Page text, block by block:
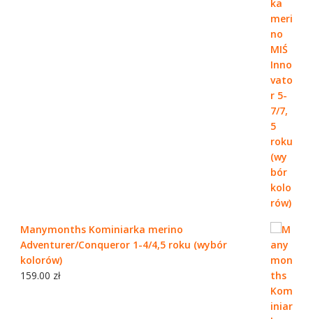
Manymonths Kominiarka merino
Adventurer/Conqueror 1-4/4,5 roku (wybór
kolorów)
159.00 zł